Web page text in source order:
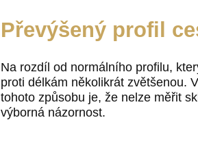
Převýšený profil
Na rozdíl od normálního profilu,
proti délkám několikrát zvětšenou.
tohoto způsobu je, že nelze měřit
výborná názornost.